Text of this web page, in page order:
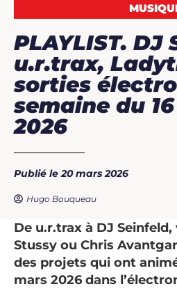
PLAYLIST. DJ
u.r.trax,
sorties
semaine du
2026
Publié le 20 mars 2026
Hugo Bouqueau
De u.r.trax à DJ
Stussy ou Chris
des projets qui ont
mars 2026 dans